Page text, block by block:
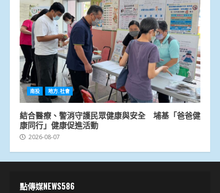
南投 地方.社會
結合醫療、警消守護民眾健康與安全 埔基「爸爸健
康同行」健康促進活動
2026-08-07
點傳媒NEWS586